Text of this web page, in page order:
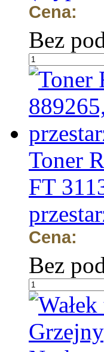
Cena:
Bez
Toner
FT
Cena:
Bez